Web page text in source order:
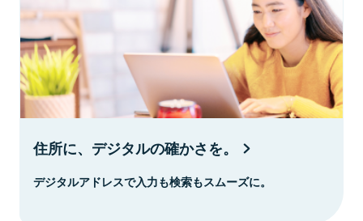
住所に、デジタルの確かさを。
デジタルアドレスで入力も検索もスムーズに。